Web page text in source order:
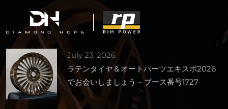
July 23, 2026
ラテンタイヤ＆オートパーツエキスポ2026
でお会いしましょう – ブース番号1727